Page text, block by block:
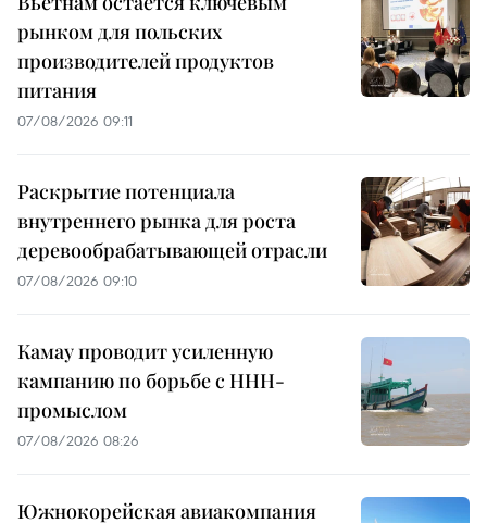
рынком для польских
производителей продуктов
питания
07/08/2026 09:11
Раскрытие потенциала
внутреннего рынка для роста
деревообрабатывающей отрасли
07/08/2026 09:10
Камау проводит усиленную
кампанию по борьбе с ННН-
промыслом
07/08/2026 08:26
Южнокорейская авиакомпания